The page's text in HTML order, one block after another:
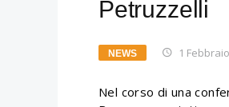
Petruzzelli
NEWS 1
Nel corso di una